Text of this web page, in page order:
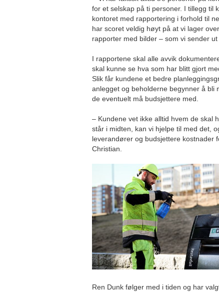
for et selskap på ti personer. I tillegg til
kontoret med rapportering i forhold til
har scoret veldig høyt på at vi lager
rapporter med bilder – som vi sender
I rapportene skal alle avvik
skal kunne se hva som har blitt gjort
Slik får kundene et bedre
anlegget og beholderne begynner å bli
de eventuelt må budsjettere med.
– Kundene vet ikke alltid hvem de skal
står i midten, kan vi hjelpe til med det,
leverandører og budsjettere kostnader
Christian.
Ren Dunk følger med i tiden og har